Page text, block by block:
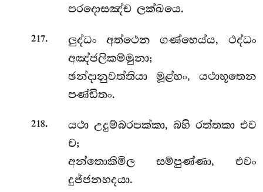
පරදොසඤ්ච ලක්ඛයෙ.
217. ලුද්ධංඅත්ථෙන ගණ්හෙය්ය, ථද්ධං
අඤ්ජලිකම්මුනා;
ඡන්දානුවත්තියා මූළ්හං, යථාභූතෙන
පණ්ඩිතං.
218.
යථා උදුම්බරපක්කා, බහි රත්තකා එව
ච;
අන්තොකිමිල සම්පුණ්ණා, එවං
දුජ්ජනහදයා.